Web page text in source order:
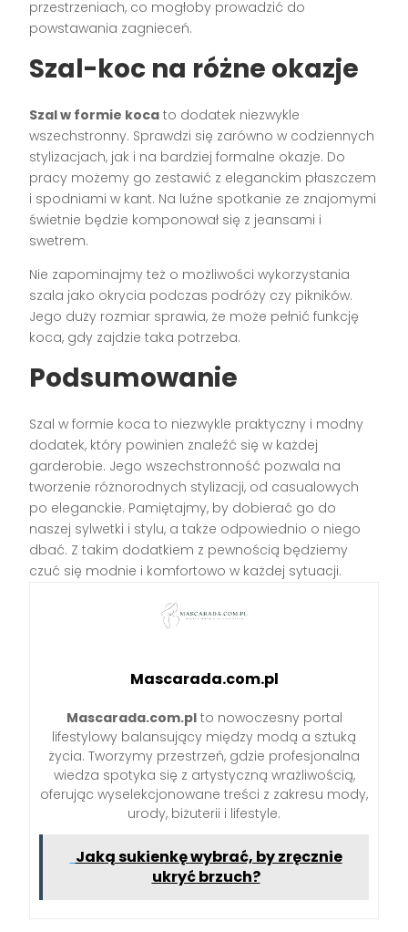
przestrzeniach, co mogłoby prowadzić do
powstawania zagnieceń.
Szal-koc na różne okazje
Szal w formie koca to dodatek niezwykle
wszechstronny. Sprawdzi się zarówno w codziennych
stylizacjach, jak i na bardziej formalne okazje. Do
pracy możemy go zestawić z eleganckim płaszczem
i spodniami w kant. Na luźne spotkanie ze znajomymi
świetnie będzie komponował się z jeansami i
swetrem.
Nie zapominajmy też o możliwości wykorzystania
szala jako okrycia podczas podróży czy pikników.
Jego duży rozmiar sprawia, że może pełnić funkcję
koca, gdy zajdzie taka potrzeba.
Podsumowanie
Szal w formie koca to niezwykle praktyczny i modny
dodatek, który powinien znaleźć się w każdej
garderobie. Jego wszechstronność pozwala na
tworzenie różnorodnych stylizacji, od casualowych
po eleganckie. Pamiętajmy, by dobierać go do
naszej sylwetki i stylu, a także odpowiednio o niego
dbać. Z takim dodatkiem z pewnością będziemy
czuć się modnie i komfortowo w każdej sytuacji.
Mascarada.com.pl
Mascarada.com.plto nowoczesny portal
lifestylowy balansujący między modą a sztuką
życia. Tworzymy przestrzeń, gdzie profesjonalna
wiedza spotyka się z artystyczną wrażliwością,
oferując wyselekcjonowane treści z zakresu mody,
urody, biżuterii i lifestyle.
Jaką sukienkę wybrać, by zręcznie
ukryć brzuch?